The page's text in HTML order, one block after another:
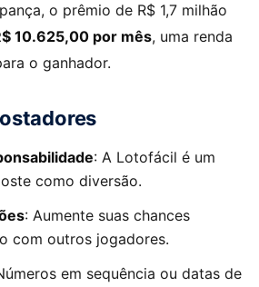
o prêmio de R$ 1,7 milhão
10.625,00 por mês, uma renda
o ganhador.
: A Lotofácil é um
como diversão.
: Aumente suas chances
com outros jogadores.
em sequência ou datas de